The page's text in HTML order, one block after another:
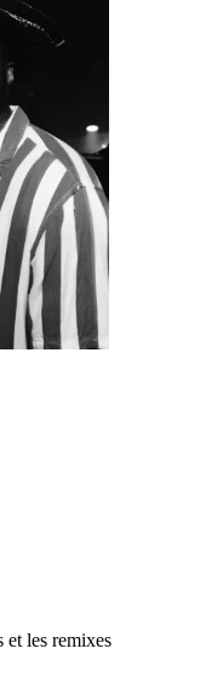
et les remixes